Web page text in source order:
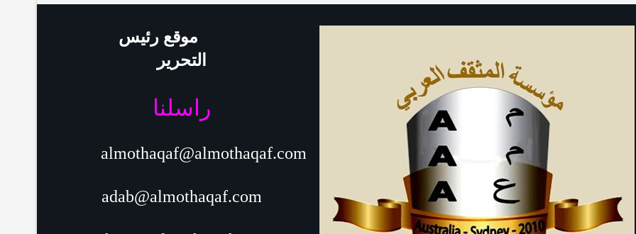
موقع رئيس
التحرير
راسلنا
almothaqaf@almothaqaf.com
adab@almothaqaf.com